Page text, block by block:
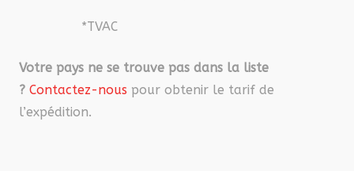
*TVAC
Votre pays ne se trouve pas dans la liste
? Contactez-nous pour obtenir le tarif de
l’expédition.